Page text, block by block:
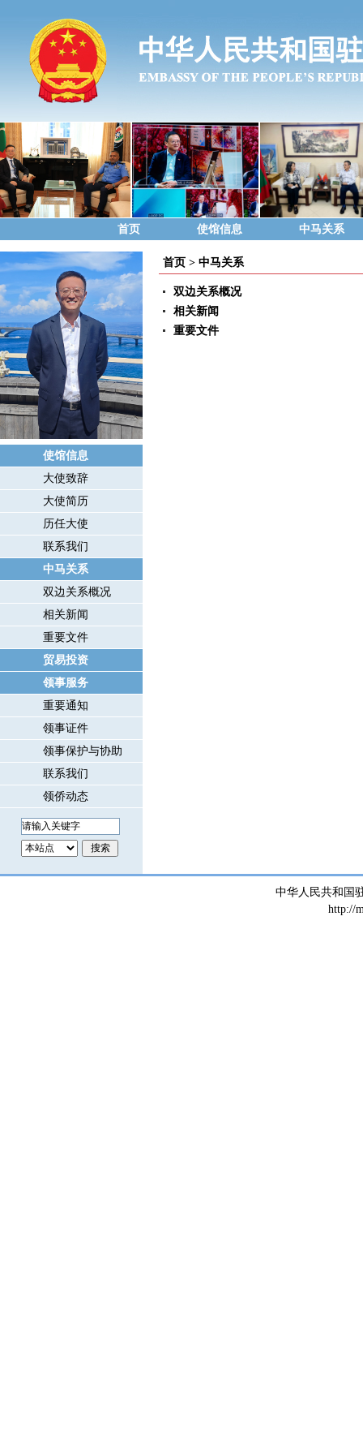
首页 使馆信息 中马关系
使馆信息
大使致辞
大使简历
历任大使
联系我们
中马关系
双边关系概况
相关新闻
重要文件
贸易投资
领事服务
重要通知
领事证件
领事保护与协助
联系我们
领侨动态
首页 > 中马关系
双边关系概况
相关新闻
重要文件
中华人民共和国
http://